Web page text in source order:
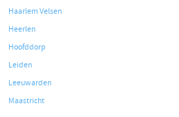
Haarlem Velsen
Heerlen
Hoofddorp
Leiden
Leeuwarden
Maastricht